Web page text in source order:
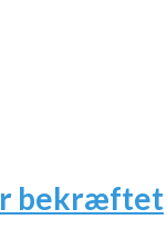
bekræftet